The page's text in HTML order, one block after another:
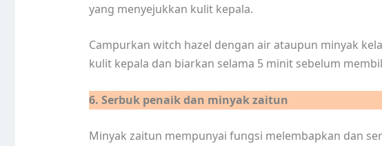
yang menyejukkan kulit kepala.
Campurkan witch hazel dengan air ataupun minyak
kulit kepala dan biarkan selama 5 minit sebelum
6. Serbuk penaik dan minyak zaitun
Minyak zaitun mempunyai fungsi melembapkan dan